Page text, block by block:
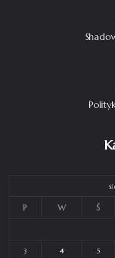
P W Ś
3 4 5